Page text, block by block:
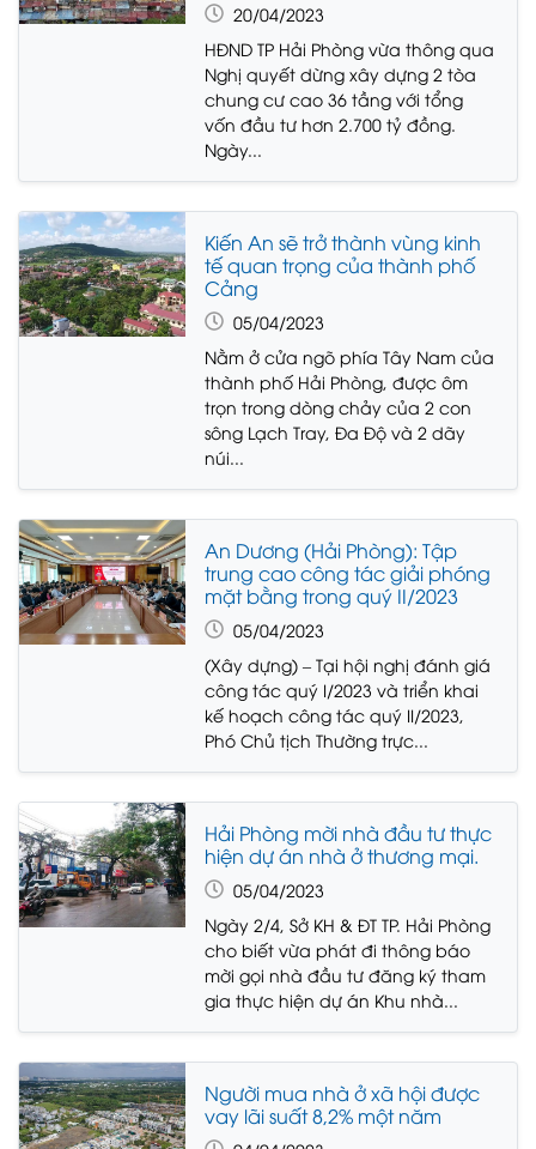
20/04/2023
HĐND TP Hải Phòng vừa thông qua
Nghị quyết dừng xây dựng 2 tòa
chung cư cao 36 tầng với tổng
vốn đầu tư hơn 2.700 tỷ đồng.
Ngày...
Kiến An sẽ trở thành vùng kinh
tế quan trọng của thành phố
Cảng
05/04/2023
Nằm ở cửa ngõ phía Tây Nam của
thành phố Hải Phòng, được ôm
trọn trong dòng chảy của 2 con
sông Lạch Tray, Đa Độ và 2 dãy
núi...
An Dương (Hải Phòng): Tập
trung cao công tác giải phóng
mặt bằng trong quý II/2023
05/04/2023
(Xây dựng) – Tại hội nghị đánh giá
công tác quý I/2023 và triển khai
kế hoạch công tác quý II/2023,
Phó Chủ tịch Thường trực...
Hải Phòng mời nhà đầu tư thực
hiện dự án nhà ở thương mại.
05/04/2023
Ngày 2/4, Sở KH & ĐT TP. Hải Phòng
cho biết vừa phát đi thông báo
mời gọi nhà đầu tư đăng ký tham
gia thực hiện dự án Khu nhà...
Người mua nhà ở xã hội được
vay lãi suất 8,2% một năm